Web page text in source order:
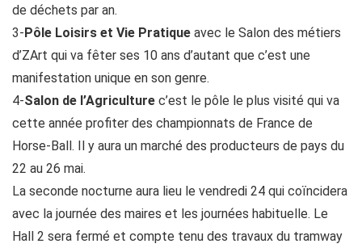
de déchets par an.
3-Pôle Loisirs et Vie Pratique avec le Salon des métiers
d’ZArt qui va fêter ses 10 ans d’autant que c’est une
manifestation unique en son genre.
4-Salon de l’Agriculture c’est le pôle le plus visité qui va
cette année profiter des championnats de France de
Horse-Ball. Il y aura un marché des producteurs de pays du
22 au 26 mai.
La seconde nocturne aura lieu le vendredi 24 qui coïncidera
avec la journée des maires et les journées habituelle. Le
Hall 2 sera fermé et compte tenu des travaux du tramway